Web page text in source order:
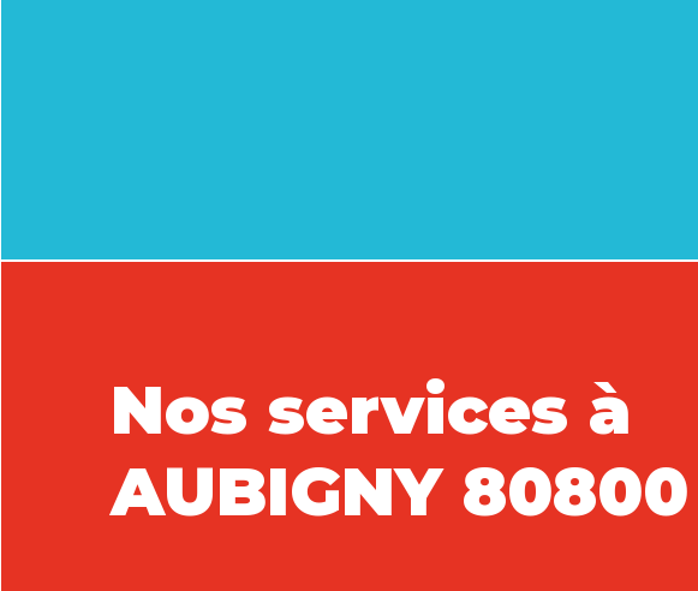
Nos services à
AUBIGNY 80800